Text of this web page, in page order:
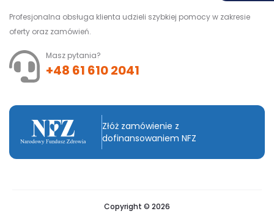
Profesjonalna obsługa klienta udzieli szybkiej pomocy w zakresie
oferty oraz zamówień.
Masz pytania?
+48 61 610 2041
Złóż zamówienie z
dofinansowaniem NFZ
Copyright © 2026